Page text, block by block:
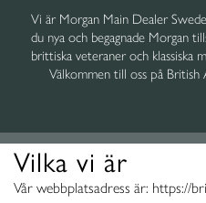
Vi är Morgan Main Dealer
du nya och begagnade Morgan
brittiska veteraner och klassiska
Välkommen till oss på British
Vilka vi är
Vår webbplatsadress är: https://